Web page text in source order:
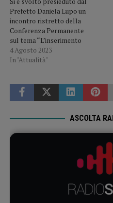
Prefetto Daniela Lupo un
incontro ristretto della
Conferenza Permanente
sul tema “L’inserimento
lavorativo e l’inclusione
sociale dei richiedenti asilo
settore agricolo”. Questo
l’obbiettivo che, su impulso
Associazioni datori di
Ufficio del Lavoro
4 Agosto 2023
In "Attualità"
ASCOLTA